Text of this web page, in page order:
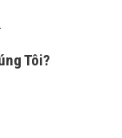
Tôi?